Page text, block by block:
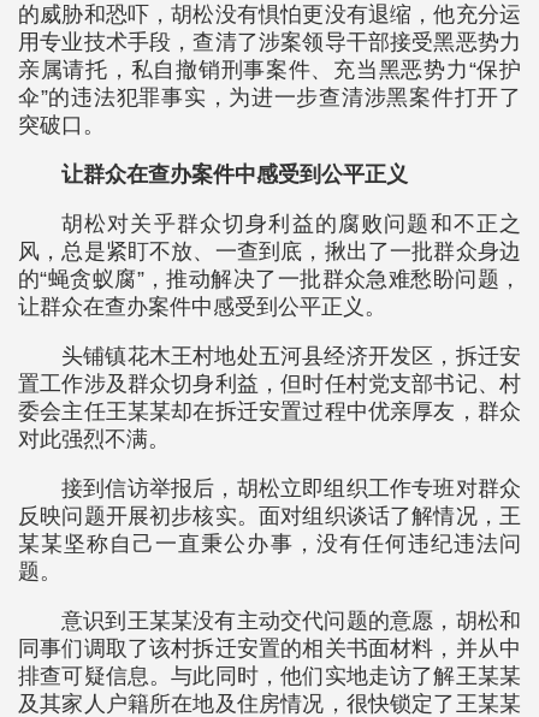
的威胁和恐吓，胡松没有惧怕更没有退缩，他充分运
用专业技术手段，查清了涉案领导干部接受黑恶势力
亲属请托，私自撤销刑事案件、充当黑恶势力“保护
伞”的违法犯罪事实，为进一步查清涉黑案件打开了
突破口。
让群众在查办案件中感受到公平正义
胡松对关乎群众切身利益的腐败问题和不正之
风，总是紧盯不放、一查到底，揪出了一批群众身边
的“蝇贪蚁腐”，推动解决了一批群众急难愁盼问题，
让群众在查办案件中感受到公平正义。
头铺镇花木王村地处五河县经济开发区，拆迁安
置工作涉及群众切身利益，但时任村党支部书记、村
委会主任王某某却在拆迁安置过程中优亲厚友，群众
对此强烈不满。
接到信访举报后，胡松立即组织工作专班对群众
反映问题开展初步核实。面对组织谈话了解情况，王
某某坚称自己一直秉公办事，没有任何违纪违法问
题。
意识到王某某没有主动交代问题的意愿，胡松和
同事们调取了该村拆迁安置的相关书面材料，并从中
排查可疑信息。与此同时，他们实地走访了解王某某
及其家人户籍所在地及住房情况，很快锁定了王某某